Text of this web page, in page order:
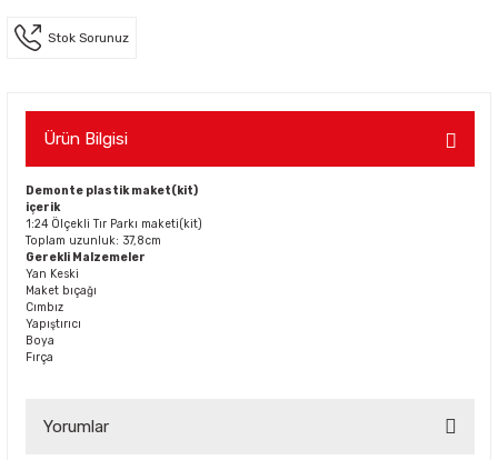
Stok Sorunuz
Ürün Bilgisi
Demonte plastik maket(kit)
içerik
1:24 Ölçekli Tır Parkı maketi(kit)
Toplam uzunluk: 37,8cm
Gerekli Malzemeler
Yan Keski
Maket bıçağı
Cımbız
Yapıştırıcı
Boya
Fırça
Yorumlar